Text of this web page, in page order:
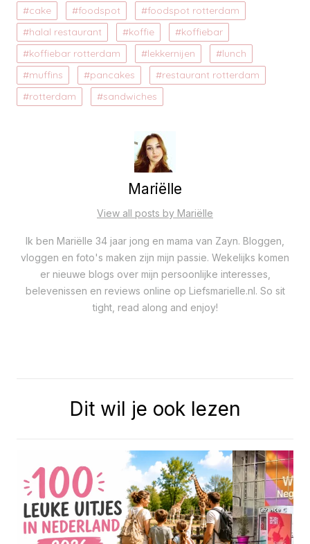
cake foodspot
foodspot rotterdam
halal restaurant
koffie
koffiebar
koffiebar rotterdam
lekkernijen
lunch
muffins
pancakes
restaurant rotterdam
rotterdam
sandwiches
Mariëlle
View all posts by Mariëlle
Ik ben Mariëlle 34 jaar jong en mama van Zayn. Bloggen,
vloggen en foto's maken zijn mijn passie. Wekelijks komen
er nieuwe blogs over mijn persoonlijke interesses,
belevenissen en reviews online op Liefsmarielle.nl. So sit
tight, read along and enjoy!
Dit wil je ook lezen